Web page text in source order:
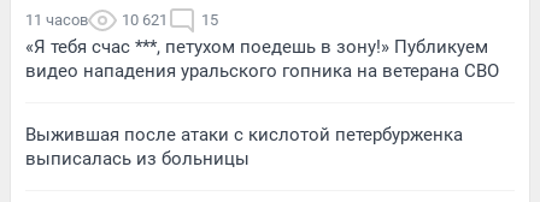
11 часов 10 621 15
«Я тебя счас ***, петухом поедешь в зону!» Публикуем
видео нападения уральского гопника на ветерана СВО
Выжившая после атаки с кислотой петербурженка
выписалась из больницы